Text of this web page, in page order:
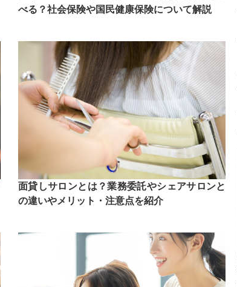
べる？社会保険や国民健康保険について解説
面貸しサロンとは？業務委託やシェアサロンと
の違いやメリット・注意点を紹介